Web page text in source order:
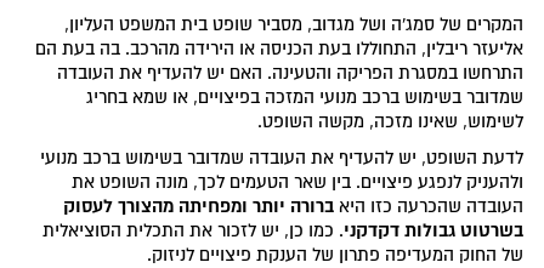
המקרים של סמג'ה ושל מגדוב, מסביר שופט בית המשפט העליון,
אליעזר ריבלין, התחוללו בעת הכניסה או הירידה מהרכב. בה בעת הם
התרחשו במסגרת הפריקה והטעינה. האם יש להעדיף את העובדה
שמדובר בשימוש ברכב מנועי המזכה בפיצויים, או שמא בחריג
לשימוש, שאינו מזכה, מקשה השופט.
לדעת השופט, יש להעדיף את העובדה שמדובר בשימוש ברכב מנועי
ולהעניק לנפגע פיצויים. בין שאר הטעמים לכך, מונה השופט את
העובדה שהכרעה כזו היאברורה יותר ומפחיתה מהצורך לעסוק
בשרטוט גבולות דקדקני. כמו כן, יש לזכור את התכלית הסוציאלית
של החוק המעדיפה פתרון של הענקת פיצויים לניזוק.